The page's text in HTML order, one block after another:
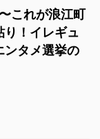
これが浪江町
！イレギュ
ンタメ選挙の